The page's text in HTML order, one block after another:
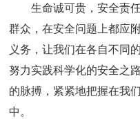
生命诚可贵，安全责
群众，在安全问题上都应
义务，让我们在各自不同
努力实践科学化的安全之
的脉搏，紧紧地把握在我
中。